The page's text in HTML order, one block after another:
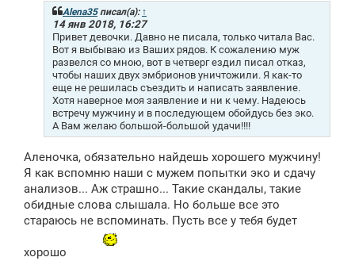
Alena35писал(а): ↑
14 янв 2018, 16:27
Привет девочки. Давно не писала, только читала Вас.
Вот я выбываю из Ваших рядов. К сожалению муж
развелся со мною, вот в четверг ездил писал отказ,
чтобы наших двух эмбрионов уничтожили. Я как-то
еще не решилась съездить и написать заявление.
Хотя наверное моя заявление и ни к чему. Надеюсь
встречу мужчину и в последующем обойдусь без эко.
А Вам желаю большой-большой удачи!!!!
Аленочка, обязательно найдешь хорошего мужчину!
Я как вспомню наши с мужем попытки эко и сдачу
анализов... Аж страшно... Такие скандалы, такие
обидные слова слышала. Но больше все это
стараюсь не вспоминать. Пусть все у тебя будет
хорошо